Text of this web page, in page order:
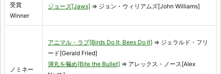
受賞
Winner
ジョーズ[Jaws] ⇒ ジョン・ウィリアムズ[John Williams]
ノミネー
アニマル・ラブ[Birds Do It, Bees Do It] ⇒ ジェラルド・フリ
ード[Gerald Fried]
弾丸を噛め[Bite the Bullet] ⇒ アレックス・ノース[Alex